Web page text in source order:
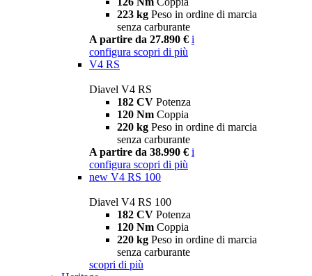
223 kg Peso in ordine di marcia
senza carburante
A partire da 27.890 € i
configura scopri di più
V4 RS
Diavel V4 RS
182 CV Potenza
120 Nm Coppia
220 kg Peso in ordine di marcia
senza carburante
A partire da 38.990 € i
configura scopri di più
new V4 RS 100
Diavel V4 RS 100
182 CV Potenza
120 Nm Coppia
220 kg Peso in ordine di marcia
senza carburante
scopri di più